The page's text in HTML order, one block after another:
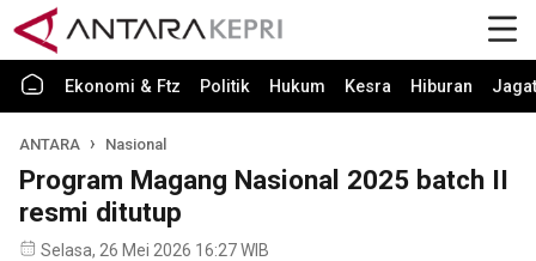
Ekonomi & Ftz Politik Hukum Kesra Hiburan Jagat
ANTARA Nasional
Program Magang Nasional 2025 batch II
resmi ditutup
Selasa, 26 Mei 2026 16:27 WIB